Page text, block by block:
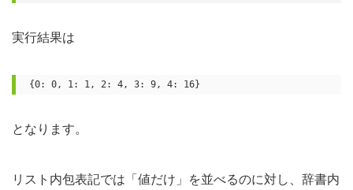
実行結果は
{0: 0, 1: 1, 2: 4, 3: 9, 4: 16}
となります。
リスト内包表記では「値だけ」を並べるのに対し、辞書内